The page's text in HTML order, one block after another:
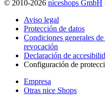
© 2010-2026 niceshops GmbH
Aviso legal
Protección de datos
Condiciones generales
revocación
Declaración de
Configuración de
Empresa
Otras nice Shops